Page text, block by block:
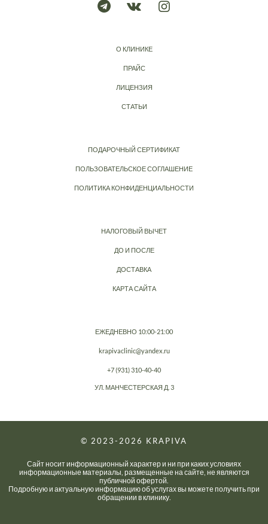
О КЛИНИКЕ
ПРАЙС
ЛИЦЕНЗИЯ
СТАТЬИ
ПОДАРОЧНЫЙ СЕРТИФИКАТ
ПОЛЬЗОВАТЕЛЬСКОЕ СОГЛАШЕНИЕ
ПОЛИТИКА КОНФИДЕНЦИАЛЬНОСТИ
НАЛОГОВЫЙ ВЫЧЕТ
ДО И ПОСЛЕ
ДОСТАВКА
КАРТА САЙТА
ЕЖЕДНЕВНО 10:00-21:00
krapivaclinic@yandex.ru
+7 (931) 310-40-40
УЛ. МАНЧЕСТЕРСКАЯ Д. 3
© 2023-2026 KRAPIVA
Сайт носит информационный характер и ни при каких условиях
информационные материалы, размещенные на сайте, не являются
публичной офертой.
Подробную и актуальную информацию об услугах вы можете получить при
обращении в клинику.